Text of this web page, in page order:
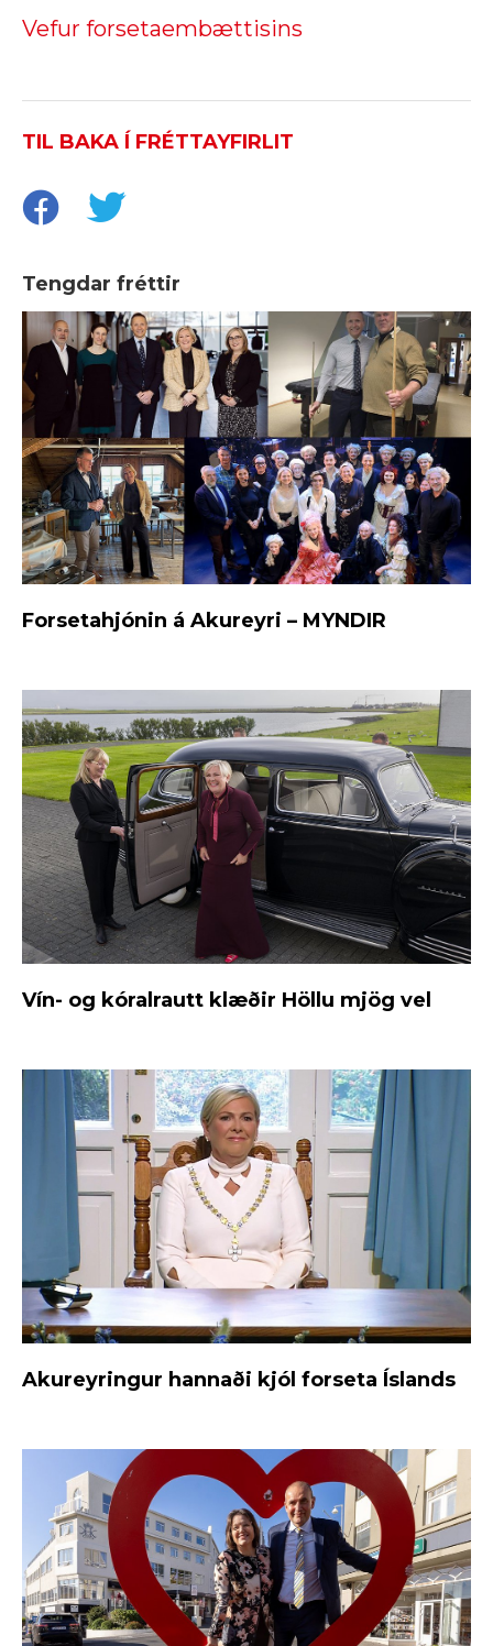
Vefur forsetaembættisins
TIL BAKA Í FRÉTTAYFIRLIT
Tengdar fréttir
Forsetahjónin á Akureyri – MYNDIR
Vín- og kóralrautt klæðir Höllu mjög vel
Akureyringur hannaði kjól forseta Íslands